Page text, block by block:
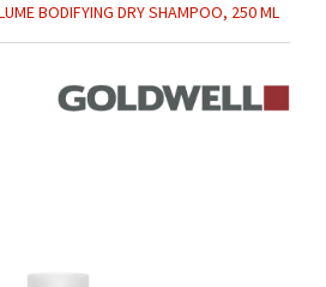
BODIFYING DRY SHAMPOO, 250 ML